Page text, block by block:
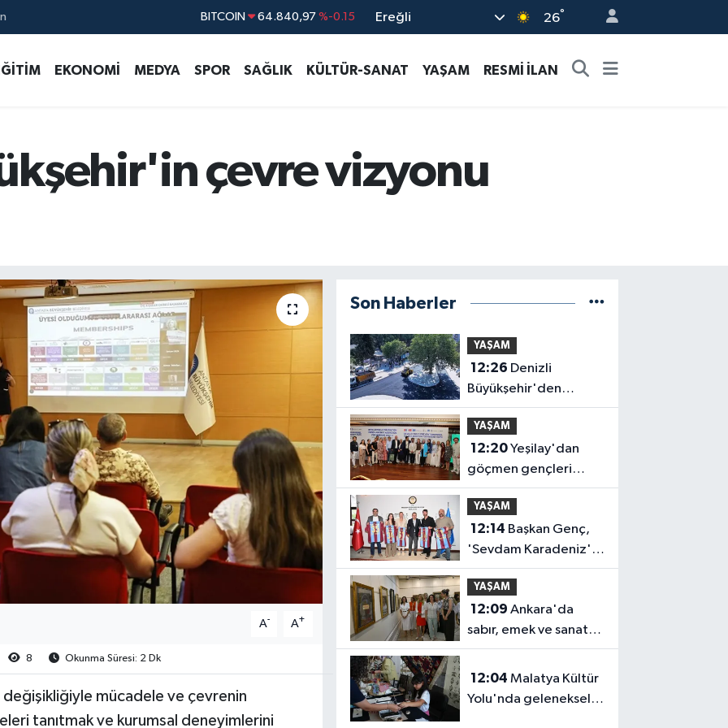
DOLAR 47,7436 %0.18 Ereğli 26°
EKONOMİ MEDYA SPOR SAĞLIK KÜLTÜR-SANAT YAŞAM RESMİ İLAN
çevre vizyonu
A- A+
8 Okunma Süresi: 2 Dk
mücadele ve çevrenin
tanıtmak ve kurumsal deneyimlerini
Son Haberler
YAŞAM
12:26
Büyükşehir'den
Buldan'a dev yatırım
YAŞAM
12:20Yeşilay'dan
göçmen gençleri
bağımlılık risklerinden
koruyacak uluslararası
model
YAŞAM
12:14
'Sevdam Karadeniz'
ekibini ağırladı! Film
Festivali Aralık'ta
YAŞAM
12:09 Ankara'da
sabır, emek ve sanat
Zafer Çarşısı'nda
hayat buldu
12:04 Malatya Kültür
Yolu'nda geleneksel